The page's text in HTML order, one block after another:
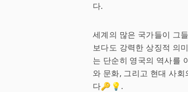
다.
세계의 많은 국가들이 그
보다도 강력한 상징적 의
는 단순히 영국의 역사를
와 문화, 그리고 현대 사
다🔑💡.